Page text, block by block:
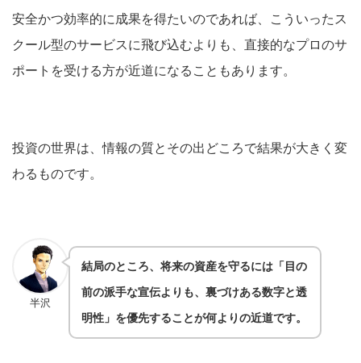
安全かつ効率的に成果を得たいのであれば、こういったス
クール型のサービスに飛び込むよりも、直接的なプロのサ
ポートを受ける方が近道になることもあります。
投資の世界は、情報の質とその出どころで結果が大きく変
わるものです。
半沢
結局のところ、将来の資産を守るには「目の
前の派手な宣伝よりも、裏づけある数字と透
明性」を優先することが何よりの近道です。